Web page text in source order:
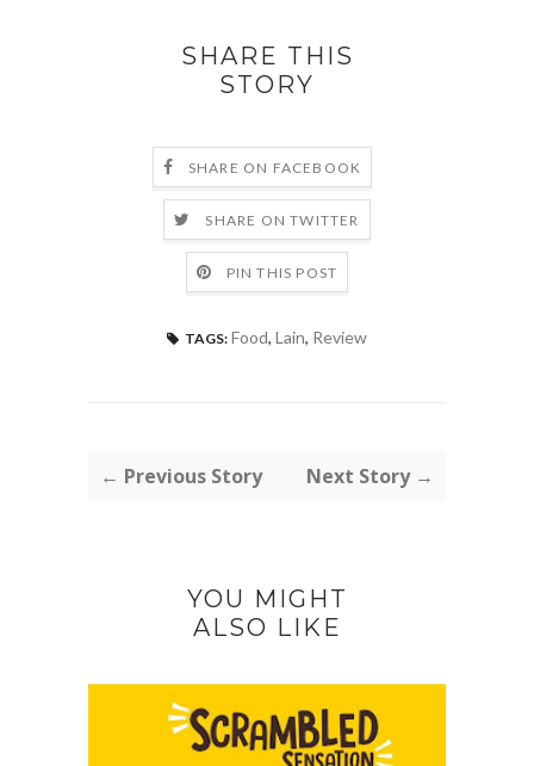
SHARE THIS
STORY
SHARE ON FACEBOOK
SHARE ON TWITTER
PIN THIS POST
TAGS: Food, Lain, Review
← Previous Story Next Story →
YOU MIGHT
ALSO LIKE